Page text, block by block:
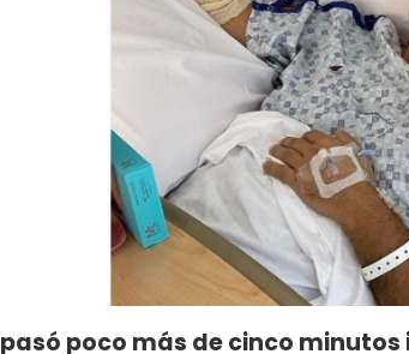
pasó poco más de cinco